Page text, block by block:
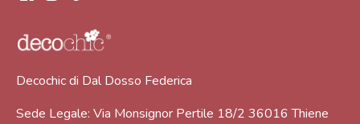
Decochic di Dal Dosso Federica
Sede Legale: Via Monsignor Pertile 18/2 36016 Thiene